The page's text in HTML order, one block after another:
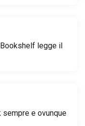
legge il
e ovunque